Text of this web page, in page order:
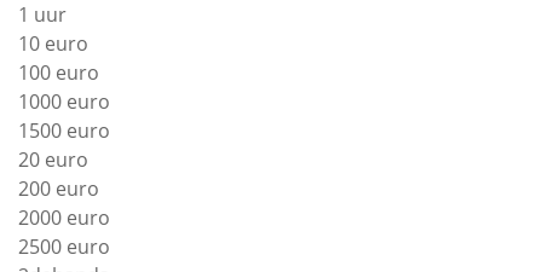
1 uur
10 euro
100 euro
1000 euro
1500 euro
20 euro
200 euro
2000 euro
2500 euro